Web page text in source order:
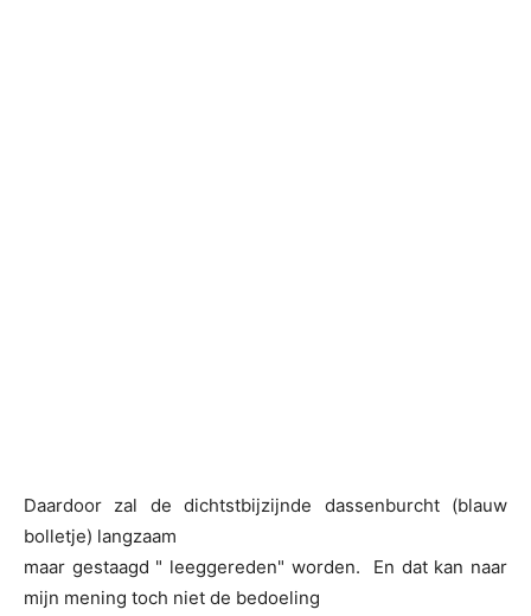
Daardoor zal de dichtstbijzijnde dassenburcht (blauw
bolletje) langzaam
maar gestaagd " leeggereden" worden. En dat kan naar
mijn mening toch niet de bedoeling